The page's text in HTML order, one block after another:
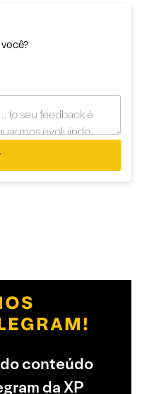
conteúdo
da XP